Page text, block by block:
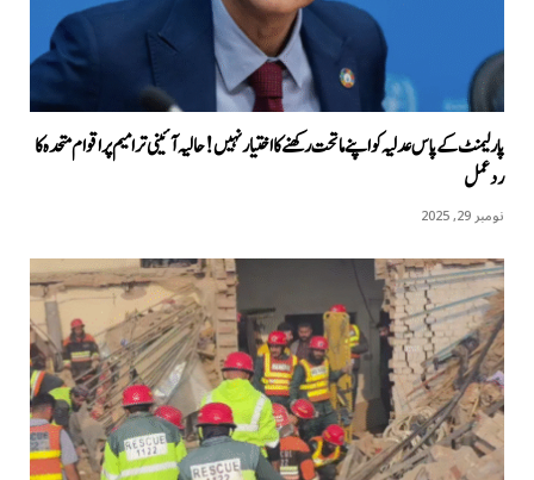
پارلیمنٹ کے پاس عدلیہ کو اپنے ماتحت رکھنے کا اختیار نہیں! حالیہ آئینی ترامیم پر اقوام متحدہ کا
ردعمل
نومبر 29, 2025